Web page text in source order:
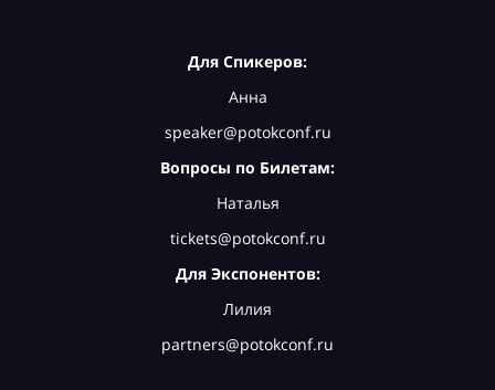
Для Спикеров:
Анна
speaker@potokconf.ru
Вопросы по Билетам:
Наталья
tickets@potokconf.ru
Для Экспонентов:
Лилия
partners@potokconf.ru